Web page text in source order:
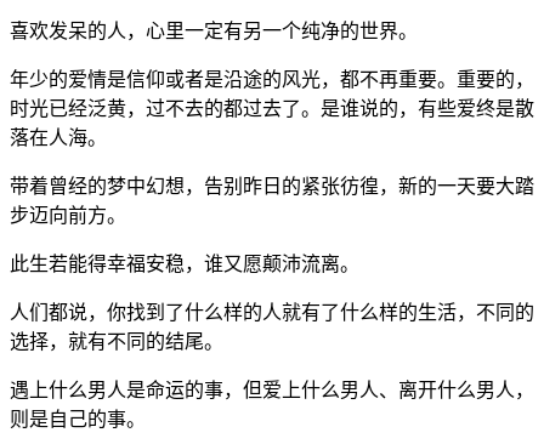
喜欢发呆的人，心里一定有另一个纯净的世界。
年少的爱情是信仰或者是沿途的风光，都不再重要。重要的，
时光已经泛黄，过不去的都过去了。是谁说的，有些爱终是散
落在人海。
带着曾经的梦中幻想，告别昨日的紧张彷徨，新的一天要大踏
步迈向前方。
此生若能得幸福安稳，谁又愿颠沛流离。
人们都说，你找到了什么样的人就有了什么样的生活，不同的
选择，就有不同的结尾。
遇上什么男人是命运的事，但爱上什么男人、离开什么男人，
则是自己的事。